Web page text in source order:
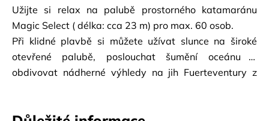
Užijte si relax na palubě prostorného katamaránu
Magic Select ( délka: cca 23 m) pro max. 60 osob.
Při klidné plavbě si můžete užívat slunce na široké
otevřené palubě, poslouchat šumění oceánu a
obdivovat nádherné výhledy na jih Fuerteventury z